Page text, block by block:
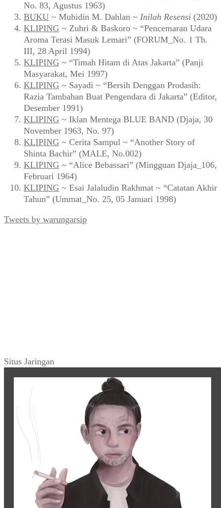
No. 83, Agustus 1963)
BUKU ~ Muhidin M. Dahlan ~ Inilah Resensi (2020)
KLIPING ~ Zuhri & Baskoro ~ “Pencemaran Udara
Aroma Terasi Masuk Lemari” (FORUM_No. 1 Th.
III, 28 April 1994)
KLIPING ~ “Timah Hitam di Atas Jakarta” (Panji
Masyarakat, Mei 1997)
KLIPING ~ Sayadi ~ “Bersih Denggan Prodasih:
Razia Tambahan Buat Pengendara di Jakarta” (Editor,
Desember 1991)
KLIPING ~ Iklan Mentega BLUE BAND (Djaja, 30
November 1963, No. 97)
KLIPING ~ Cerita Sampul ~ “Another Story of
Shinta Bachir” (MALE, No.002)
KLIPING ~ “Alice Bebassari” (Mingguan Djaja_106,
Februari 1964)
KLIPING ~ Esai Jalaludin Rakhmat ~ “Catatan Akhir
Tahun” (Ummat_No. 25, 05 Januari 1998)
Tweets by warungarsip
Situs Jaringan